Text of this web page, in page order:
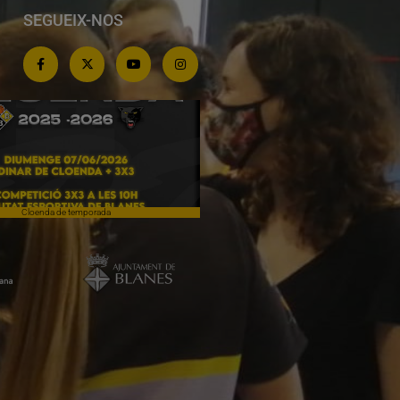
SEGUEIX-NOS
Cloenda de temporada